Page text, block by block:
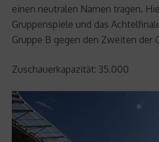
einen neutralen Namen tragen.
Gruppenspiele und das
Gruppe B gegen den Zweiten der
Zuschauerkapazität: 35.000